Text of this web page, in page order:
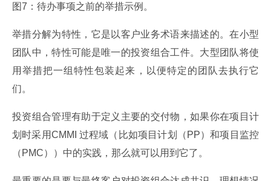
图7：待办事项之前的举措示例。
举措分解为特性，它是以客户业务术语来描述的。在小型
团队中，特性可能是唯一的投资组合工件。大型团队将使
用举措把一组特性包装起来，以便特定的团队去执行它
们。
投资组合管理有助于定义主要的交付物，如果你在项目计
划时采用CMMI 过程域（比如项目计划（PP）和项目监控
（PMC））中的实践，那么就可以用到它了。